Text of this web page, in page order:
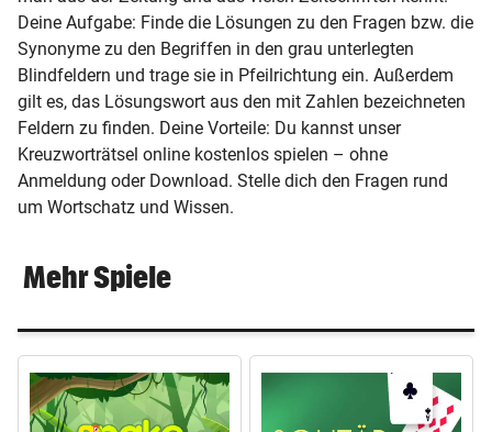
Offenlegung
Impressum
Muthgasse 2, 1190 Wien
Deine Aufgabe: Finde die Lösungen zu den Fragen bzw. die
Synonyme zu den Begriffen in den grau unterlegten
Blindfeldern und trage sie in Pfeilrichtung ein. Außerdem
gilt es, das Lösungswort aus den mit Zahlen bezeichneten
Feldern zu finden. Deine Vorteile: Du kannst unser
Kreuzworträtsel online kostenlos spielen – ohne
Anmeldung oder Download. Stelle dich den Fragen rund
um Wortschatz und Wissen.
Mehr Spiele